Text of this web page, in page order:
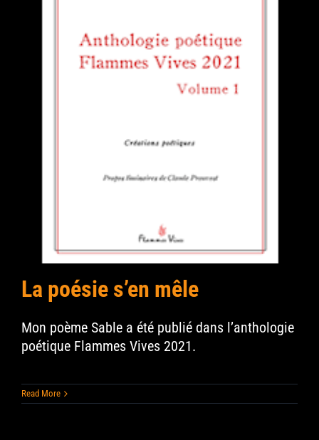
La poésie s’en mêle
Mon poème Sable a été publié dans l’anthologie
poétique Flammes Vives 2021.
Read More